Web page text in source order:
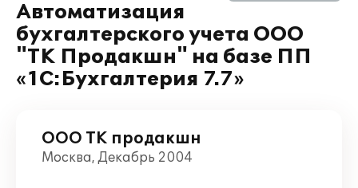
Автоматизация
бухгалтерского учета ООО
"ТК Продакшн" на базе ПП
«1С:Бухгалтерия 7.7»
ООО ТК продакшн
Москва, Декабрь 2004